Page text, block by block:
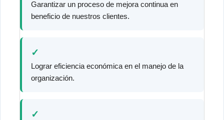
Garantizar un proceso de mejora continua en
beneficio de nuestros clientes.
✓
Lograr eficiencia económica en el manejo de la
organización.
✓